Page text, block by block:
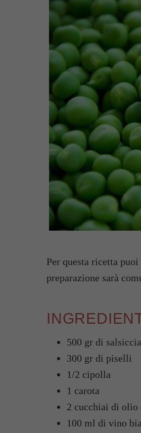
Per questa ricetta
preparazione sarà
500 gr di salsiccia
300 gr di piselli
1/2 cipolla
1 carota
2 cucchiai di olio
100 ml di vino